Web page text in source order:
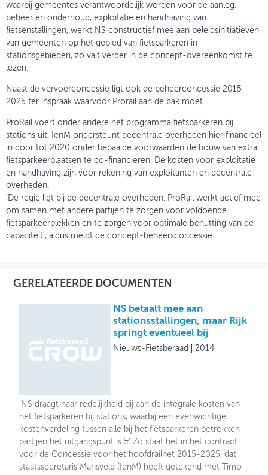
waarbij gemeentes verantwoordelijk worden voor de aanleg,
beheer en onderhoud, exploitatie en handhaving van
fietsenstallingen, werkt NS constructief mee aan beleidsinitiatieven
van gemeenten op het gebied van fietsparkeren in
stationsgebieden, zo valt verder in de concept-overeenkomst te
lezen.
Naast de vervoerconcessie ligt ook de beheerconcessie 2015
2025 ter inspraak waarvoor Prorail aan de bak moet.
ProRail voert onder andere het programma fietsparkeren bij
stations uit. IenM ondersteunt decentrale overheden hier financieel
in door tot 2020 onder bepaalde voorwaarden de bouw van extra
fietsparkeerplaatsen te co-financieren. De kosten voor exploitatie
en handhaving zijn voor rekening van exploitanten en decentrale
overheden.
‘De regie ligt bij de decentrale overheden. ProRail werkt actief mee
om samen met andere partijen te zorgen voor voldoende
fietsparkeerplekken en te zorgen voor optimale benutting van de
capaciteit’, aldus meldt de concept-beheersconcessie.
GERELATEERDE DOCUMENTEN
NS betaalt mee aan
stationsstallingen, maar Rijk
springt eventueel bij
Nieuws-Fietsberaad 2014
‘NS draagt naar redelijkheid bij aan de integrale kosten van
het fietsparkeren bij stations, waarbij een evenwichtige
kostenverdeling tussen alle bij het fietsparkeren betrokken
partijen het uitgangspunt is.&' Zo staat het in het contract
voor de Concessie voor het hoofdrailnet 2015-2025, dat
staatssecretaris Mansveld (IenM) heeft getekend met Timo